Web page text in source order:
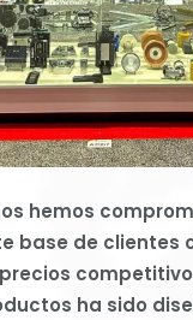
hemos
base de clientes
ha sido